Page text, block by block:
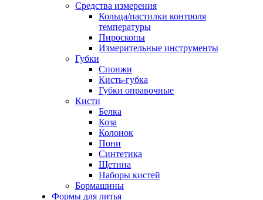
Средства измерения
Кольца/пастилки контроля
температуры
Пироскопы
Измерительные инструменты
Губки
Спонжи
Кисть-губка
Губки оправочные
Кисти
Белка
Коза
Колонок
Пони
Синтетика
Щетина
Наборы кистей
Бормашины
Формы для литья